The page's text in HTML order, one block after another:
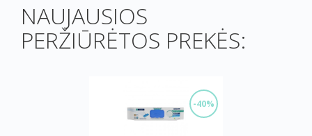
NAUJAUSIOS
PERŽIŪRĖTOS PREKĖS:
-40%